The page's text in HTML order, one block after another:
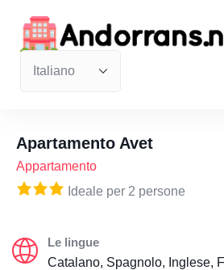
Apartamento Avet
Appartamento
Ideale per 2 persone
Le lingue
Catalano, Spagnolo, Inglese,